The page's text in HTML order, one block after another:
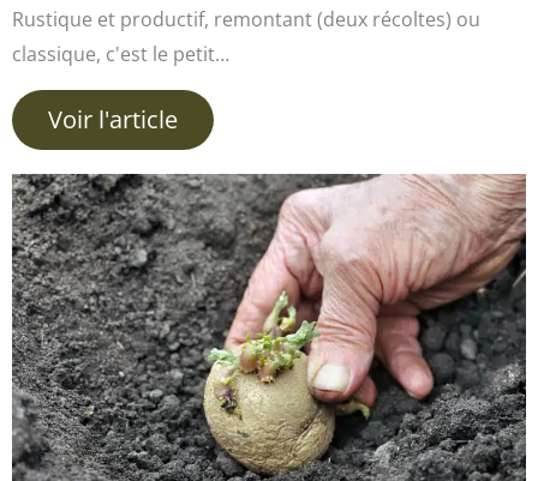
Rustique et productif, remontant (deux récoltes) ou
classique, c'est le petit…
Voir l'article